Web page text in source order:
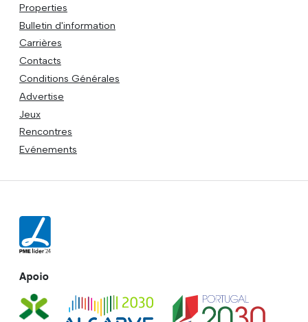
Properties
Bulletin d'information
Carrières
Contacts
Conditions Générales
Advertise
Jeux
Rencontres
Evénements
Apoio